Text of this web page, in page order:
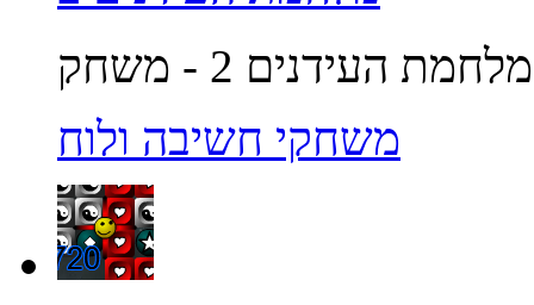
משחקי חשיבה ולוח